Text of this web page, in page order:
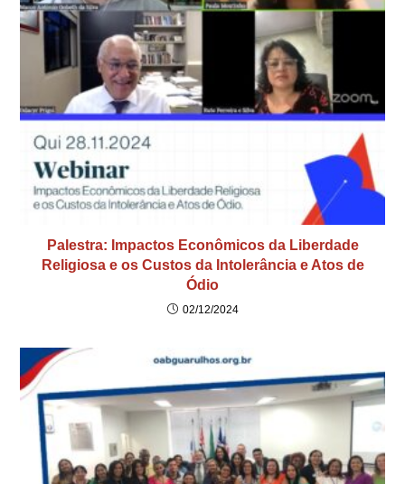
Palestra: Impactos Econômicos da Liberdade
Religiosa e os Custos da Intolerância e Atos de
Ódio
02/12/2024